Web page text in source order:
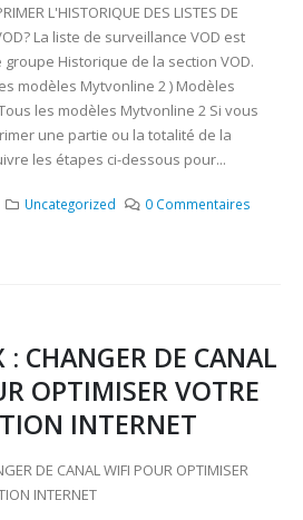
L'HISTORIQUE DES LISTES DE
La liste de surveillance VOD est
Historique de la section VOD.
modèles Mytvonline 2 ) Modèles
les modèles Mytvonline 2 Si vous
une partie ou la totalité de la
les étapes ci-dessous pour...
Uncategorized 0 Commentaires
: CHANGER DE CANAL
OPTIMISER VOTRE
INTERNET
DE CANAL WIFI POUR OPTIMISER
INTERNET